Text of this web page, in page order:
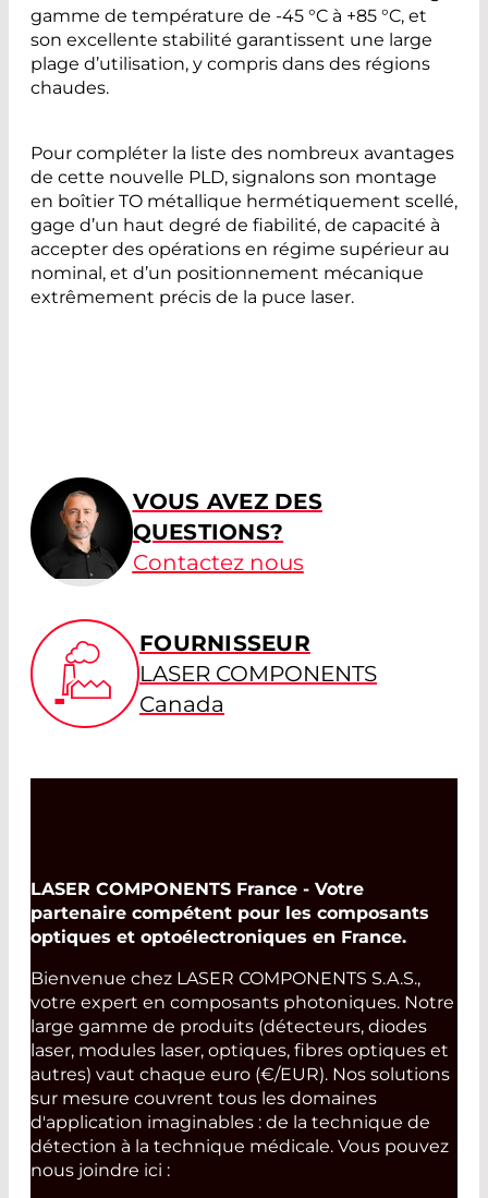
gamme de température de -45 °C à +85 °C, et
son excellente stabilité garantissent une large
plage d’utilisation, y compris dans des régions
chaudes.
Pour compléter la liste des nombreux avantages
de cette nouvelle PLD, signalons son montage
en boîtier TO métallique hermétiquement scellé,
gage d’un haut degré de fiabilité, de capacité à
accepter des opérations en régime supérieur au
nominal, et d’un positionnement mécanique
extrêmement précis de la puce laser.
VOUS AVEZ DES
QUESTIONS?
Contactez nous
FOURNISSEUR
LASER COMPONENTS
Canada
LASER COMPONENTS France - Votre
partenaire compétent pour les composants
optiques et optoélectroniques en France.
Bienvenue chez LASER COMPONENTS S.A.S.,
votre expert en composants photoniques. Notre
large gamme de produits (détecteurs, diodes
laser, modules laser, optiques, fibres optiques et
autres) vaut chaque euro (€/EUR). Nos solutions
sur mesure couvrent tous les domaines
d'application imaginables : de la technique de
détection à la technique médicale. Vous pouvez
nous joindre ici :